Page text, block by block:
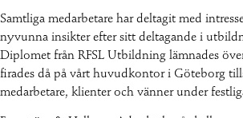
Samtliga medarbetare har deltagit med
nyvunna insikter efter sitt deltagande i
Diplomet från RFSL Utbildning lämnades
firades då på vårt huvudkontor i Göteborg
medarbetare, klienter och vänner under